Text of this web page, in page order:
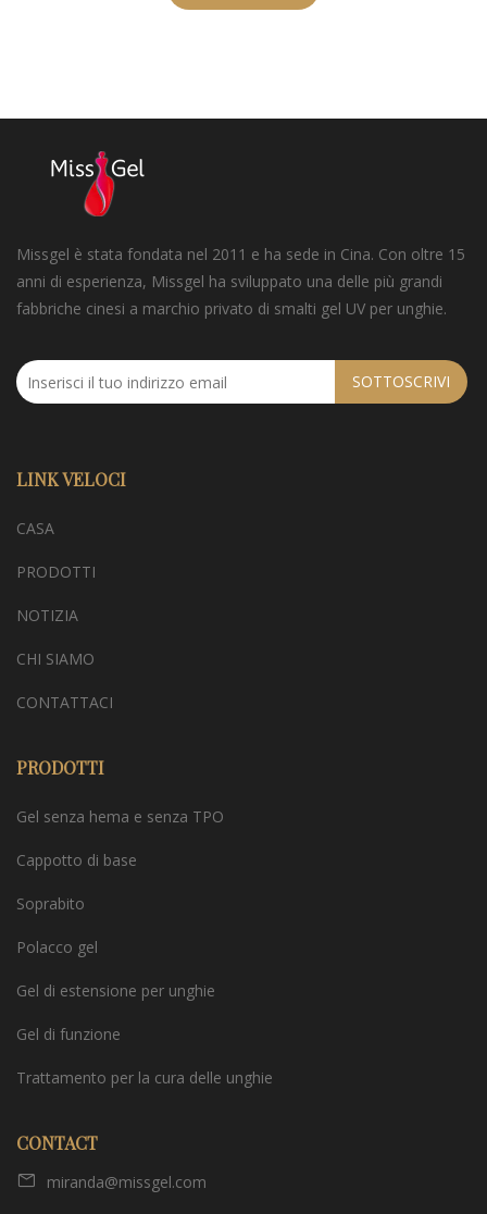
Missgel è stata fondata nel 2011 e ha sede in Cina. Con oltre 15
anni di esperienza, Missgel ha sviluppato una delle più grandi
fabbriche cinesi a marchio privato di smalti gel UV per unghie.
SOTTOSCRIVI
LINK VELOCI
CASA
PRODOTTI
NOTIZIA
CHI SIAMO
CONTATTACI
PRODOTTI
Gel senza hema e senza TPO
Cappotto di base
Soprabito
Polacco gel
Gel di estensione per unghie
Gel di funzione
Trattamento per la cura delle unghie
CONTACT
miranda@missgel.com